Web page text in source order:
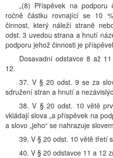
„(8) Příspěvek na podporu
ročně částku rovnající se 10
činnost, který náleží straně
odst. 3 uvedou strana a hnutí
podporu jehož činnosti je
Dosavadní odstavce 8 až
12.
37. V § 20 odst. 9 se za
sdružení stran a hnutí a
38. V § 20 odst. 10 větě
vkládají slova „a příspěvek na
a slovo „jeho“ se nahrazuje
39. V § 20 odst. 10 větě třetí
40. V § 20 odstavce 11 a 12